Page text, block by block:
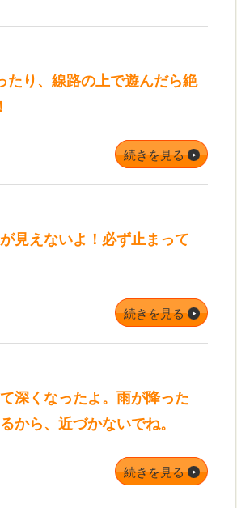
たり、線路の上で遊んだら絶
続きを見る
見えないよ！必ず止まって
続きを見る
深くなったよ。雨が降った
から、近づかないでね。
続きを見る